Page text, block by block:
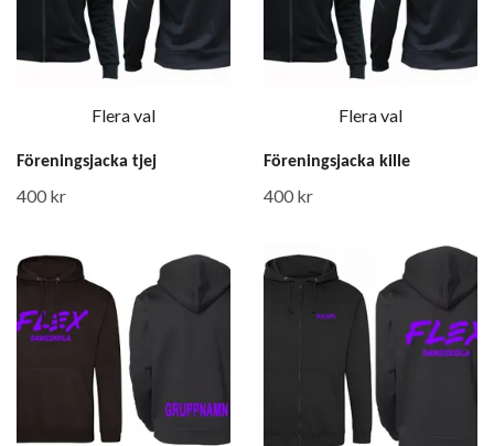
Flera val
Föreningsjacka tjej
400 kr
Flera val
Föreningsjacka kille
400 kr